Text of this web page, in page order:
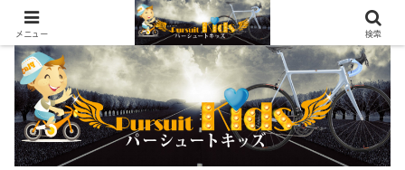
世界中で見つけた「希少なスポーツ雑貨」の紹介メディア
メニュー 検索